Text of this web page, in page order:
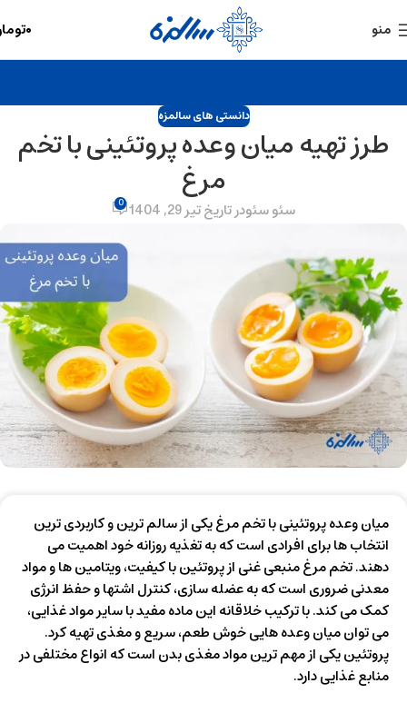
منو ۰
دانستی های سالمزه
طرز تهیه میان وعده پروتئینی با تخم
مرغ
سئو سئودر تاریخ تیر 29, 1404 0
میان وعده پروتئینی با تخم مرغ یکی از سالم ترین و کاربردی ترین
انتخاب ها برای افرادی است که به تغذیه روزانه خود اهمیت می
دهند. تخم مرغ منبعی غنی از پروتئین با کیفیت، ویتامین ها و مواد
معدنی ضروری است که به عضله سازی، کنترل اشتها و حفظ انرژی
کمک می کند. با ترکیب خلاقانه این ماده مفید با سایر مواد غذایی،
می توان میان وعده هایی خوش طعم، سریع و مغذی تهیه کرد.
پروتئین یکی از مهم ترین مواد مغذی بدن است که انواع مختلفی در
منابع غذایی دارد.